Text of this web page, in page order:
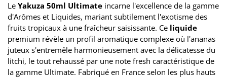
Le Yakuza 50ml Ultimate incarne l'excellence de la gamme
d'Arômes et Liquides, mariant subtilement l'exotisme des
fruits tropicaux à une fraîcheur saisissante. Ce liquide
premium révèle un profil aromatique complexe où l'ananas
juteux s'entremêle harmonieusement avec la délicatesse du
litchi, le tout rehaussé par une note fresh caractéristique de
la gamme Ultimate. Fabriqué en France selon les plus hauts